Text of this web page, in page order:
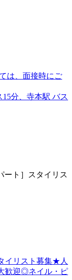
は、面接時にご
分、寺本駅 バス
ート］スタイリス
イリスト募集★人
歓迎◎ネイル・ピ